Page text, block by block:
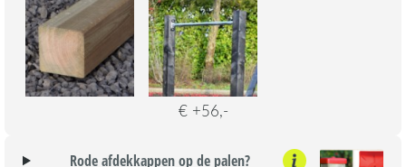
€ +56,-
Rode afdekkappen op de palen?